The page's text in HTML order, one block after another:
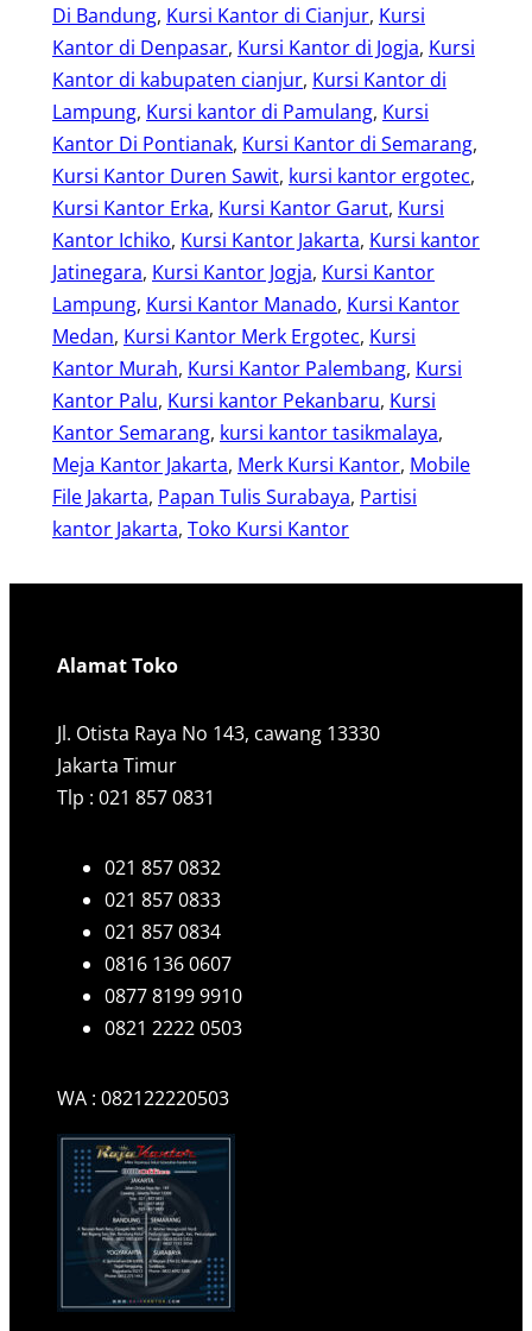
Di Bandung, Kursi Kantor di Cianjur, Kursi
Kantor di Denpasar, Kursi Kantor di Jogja, Kursi
Kantor di kabupaten cianjur, Kursi Kantor di
Lampung, Kursi kantor di Pamulang, Kursi
Kantor Di Pontianak, Kursi Kantor di Semarang
Kursi Kantor Duren Sawit, kursi kantor ergotec
Kursi Kantor Erka, Kursi Kantor Garut, Kursi
Kantor Ichiko, Kursi Kantor Jakarta, Kursi kantor
Jatinegara, Kursi Kantor Jogja, Kursi Kantor
Lampung, Kursi Kantor Manado, Kursi Kantor
Medan, Kursi Kantor Merk Ergotec, Kursi
Kantor Murah, Kursi Kantor Palembang, Kursi
Kantor Palu, Kursi kantor Pekanbaru, Kursi
Kantor Semarang, kursi kantor tasikmalaya
Meja Kantor Jakarta, Merk Kursi Kantor, Mobile
File Jakarta, Papan Tulis Surabaya, Partisi
kantor Jakarta, Toko Kursi Kantor
Alamat Toko
Jl. Otista Raya No 143, cawang 13330
Jakarta Timur
Tlp : 021 857 0831
021 857 0832
021 857 0833
021 857 0834
0816 136 0607
0877 8199 9910
0821 2222 0503
WA : 082122220503